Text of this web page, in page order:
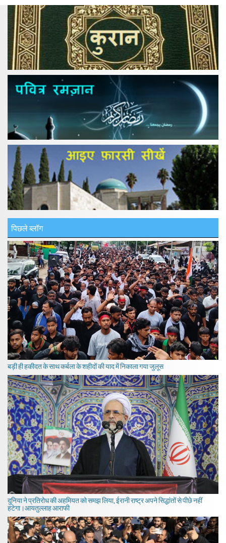
पिछले ब्लॉग
बड़ी ही हकीदत के साथ कर्बला के शहीदों की याद में निकाला गया जुलूस
दुनिया ने प्रतिरोध की अहमियत को समझ लिया, ईरानी राष्ट्र अपने सिद्धांतों से पीछे नहीं
हटेगा।आयतुल्लाह आराफी